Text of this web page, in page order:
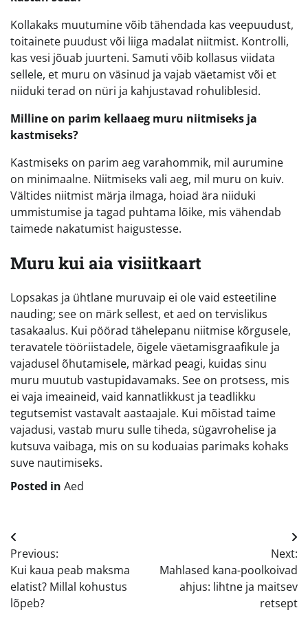
Kollakaks muutumine võib tähendada kas veepuudust,
toitainete puudust või liiga madalat niitmist. Kontrolli,
kas vesi jõuab juurteni. Samuti võib kollasus viidata
sellele, et muru on väsinud ja vajab väetamist või et
niiduki terad on nüri ja kahjustavad rohuliblesid.
Milline on parim kellaaeg muru niitmiseks ja
kastmiseks?
Kastmiseks on parim aeg varahommik, mil aurumine
on minimaalne. Niitmiseks vali aeg, mil muru on kuiv.
Vältides niitmist märja ilmaga, hoiad ära niiduki
ummistumise ja tagad puhtama lõike, mis vähendab
taimede nakatumist haigustesse.
Muru kui aia visiitkaart
Lopsakas ja ühtlane muruvaip ei ole vaid esteetiline
nauding; see on märk sellest, et aed on tervislikus
tasakaalus. Kui pöörad tähelepanu niitmise kõrgusele,
teravatele tööriistadele, õigele väetamisgraafikule ja
vajadusel õhutamisele, märkad peagi, kuidas sinu
muru muutub vastupidavamaks. See on protsess, mis
ei vaja imeaineid, vaid kannatlikkust ja teadlikku
tegutsemist vastavalt aastaajale. Kui mõistad taime
vajadusi, vastab muru sulle tiheda, sügavrohelise ja
kutsuva vaibaga, mis on su koduaias parimaks kohaks
suve nautimiseks.
Posted in Aed
Navigeerimine
Previous:
Kui kaua peab maksma
elatist? Millal kohustus
lõpeb?
Next:
Mahlased kana-poolkoivad
ahjus: lihtne ja maitsev
retsept